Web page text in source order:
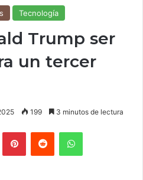
Tecnología
Trump ser
un tercer
199 3 minutos de lectura